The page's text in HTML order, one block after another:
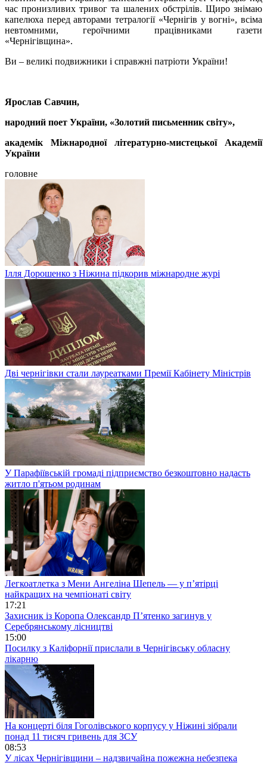
час пронизливих тривог та шалених обстрілів. Щиро знімаю
капелюха перед авторами тетралогії «Чернігів у вогні», всіма
невтомними, героїчними працівниками газети
«Чернігівщина».
Ви – великі подвижники і справжні патріоти України!
Ярослав Савчин,
народний поет України, «Золотий письменник світу»,
академік Міжнародної літературно-мистецької Академії
України
головне
Ілля Дорошенко з Ніжина підкорив міжнародне журі
Дві чернігівки стали лауреатками Премії Кабінету Міністрів
У Парафіївській громаді підприємство безкоштовно надасть
житло п'ятьом родинам
Легкоатлетка з Мени Ангеліна Шепель — у п’ятірці
найкращих на чемпіонаті світу
17:21
Захисник із Коропа Олександр П’ятенко загинув у
Серебрянському лісництві
15:00
Посилку з Каліфорнії прислали в Чернігівську обласну
лікарню
На концерті біля Гоголівського корпусу у Ніжині зібрали
понад 11 тисяч гривень для ЗСУ
08:53
У лісах Чернігівщини – надзвичайна пожежна небезпека